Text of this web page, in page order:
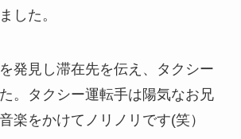
した。
発見し滞在先を伝え、タクシー
。タクシー運転手は陽気なお兄
楽をかけてノリノリです(笑）